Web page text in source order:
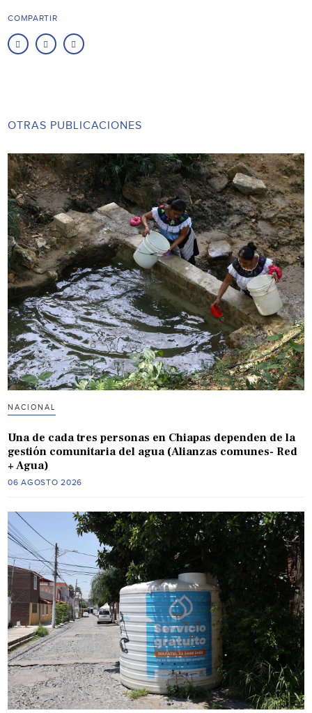
COMPARTIR
OTRAS PUBLICACIONES
NACIONAL
Una de cada tres personas en Chiapas dependen de la
gestión comunitaria del agua (Alianzas comunes- Red
+ Agua)
06 AGOSTO 2026